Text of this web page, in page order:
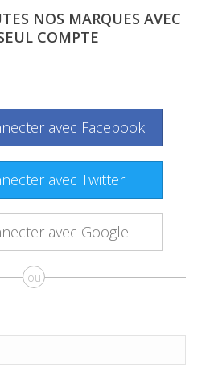
NOS MARQUES AVEC
COMPTE
avec Facebook
avec Twitter
avec Google
ou